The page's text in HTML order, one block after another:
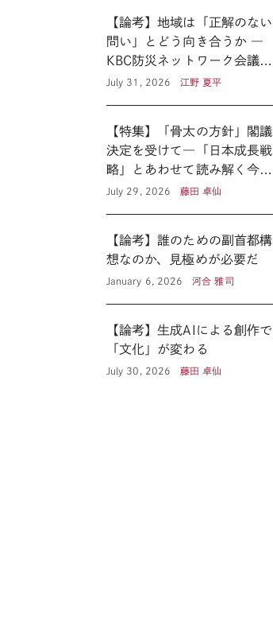
【論考】地域は「正解のない
問い」とどう向き合うか ―
KBC防災ネットワーク会議に
見る新たな公共性 ―
July 31, 2026 江野 夏平
【特集】「骨太の方針」閣議
決定を受けて―「日本成長戦
略」とあわせて読み解く今後
の医療政策―
July 29, 2026 藤田 卓仙
【論考】誰のための副首都構
想なのか、見極めが必要だ
January 6, 2026 河合 雅司
【論考】生成AIによる創作で
「文化」が変わる
July 30, 2026 藤田 卓仙